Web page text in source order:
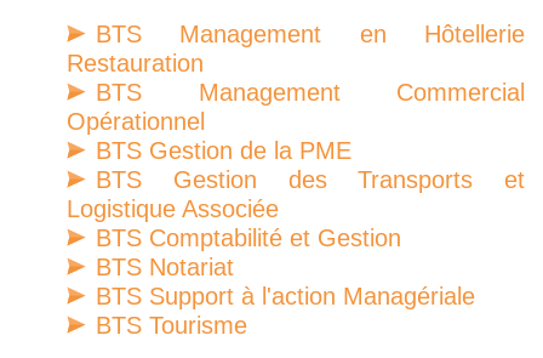
BTS Management en Hôtellerie
Restauration
BTS Management Commercial
Opérationnel
BTS Gestion de la PME
BTS Gestion des Transports et
Logistique Associée
BTS Comptabilité et Gestion
BTS Notariat
BTS Support à l'action Managériale
BTS Tourisme